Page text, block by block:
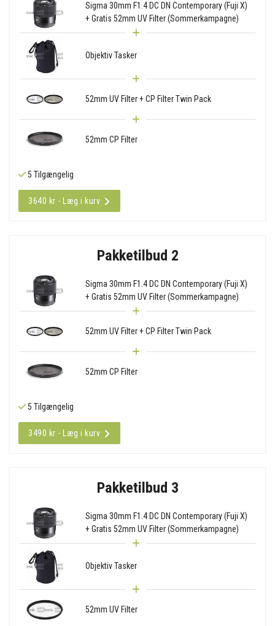
Sigma 30mm F1.4 DC DN Contemporary (Fuji X)
+ Gratis 52mm UV Filter (Sommerkampagne)
Objektiv Tasker
52mm UV Filter + CP Filter Twin Pack
52mm CP Filter
5 Tilgængelig
3640 kr - Læg i kurv
Pakketilbud 2
Sigma 30mm F1.4 DC DN Contemporary (Fuji X)
+ Gratis 52mm UV Filter (Sommerkampagne)
52mm UV Filter + CP Filter Twin Pack
52mm CP Filter
5 Tilgængelig
3490 kr - Læg i kurv
Pakketilbud 3
Sigma 30mm F1.4 DC DN Contemporary (Fuji X)
+ Gratis 52mm UV Filter (Sommerkampagne)
Objektiv Tasker
52mm UV Filter